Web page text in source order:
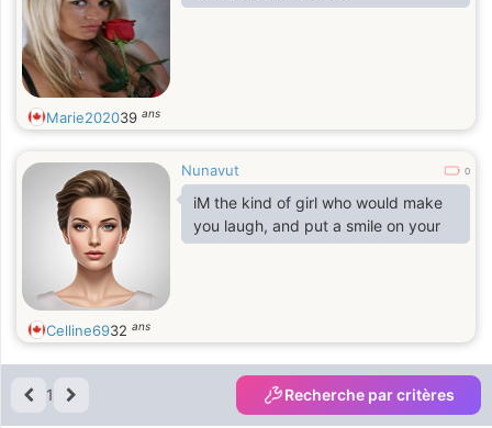
Marie202039 ans
Nunavut 0
iM the kind of girl who would make
you laugh, and put a smile on your
Celline6932 ans
1 Recherche par critères